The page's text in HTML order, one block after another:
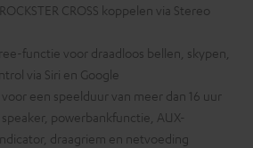
CROSS koppelen via Stereo
functie voor draadloos bellen, skypen,
via Siri en Google
een speelduur van meer dan 16 uur
powerbankfunctie, AUX-
draagriem en netvoeding